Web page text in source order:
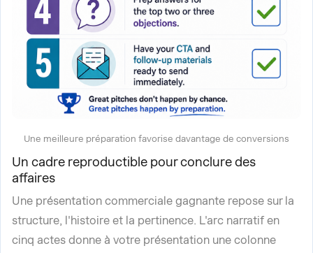
Une meilleure préparation favorise davantage de conversions
Un cadre reproductible pour conclure des
affaires
Une présentation commerciale gagnante repose sur la
structure, l'histoire et la pertinence. L'arc narratif en
cinq actes donne à votre présentation une colonne